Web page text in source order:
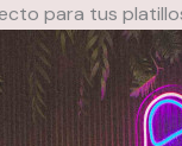
para tus